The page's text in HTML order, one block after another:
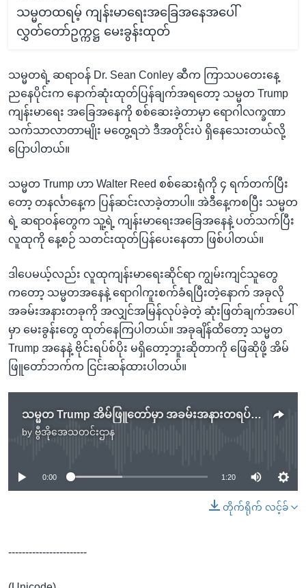
သမ္မတထရမ့် ကျန်းမာရေးအခြေအနေအပေါ်
လွှတ်တော်ဥက္ကဋ္ဌ မေးခွန်းထုတ်
သမ္မတရဲ့ ဆရာဝန် Dr. Sean Conley ဆီက ကြာသပတေးနေ့
ညနေပိုင်းက နောက်ဆုံးထုတ်ပြန်ချက်အရတော့ သမ္မတ Trump
ကျန်းမာရေး အခြေအနေကို စစ်ဆေးခဲ့တာမှာ ရောဂါလက္ခဏာ
သက်သာလာတာမျိုး မတွေ့ရဘဲ ဒီအတိုင်းပဲ ရှိနေသေးတယ်လို့
ပြောပါတယ်။
သမ္မတ Trump ဟာ Walter Reed စစ်ဆေးရုံကို ၄ ရက်တက်ပြီး
တော့ တနင်္လာနေ့က ပြန်ဆင်းလာခဲ့တာပါ။ အဲဒီနေ့ကစပြီး သမ္မတ
ရဲ့ ဆရာဝန်တွေက သူ့ရဲ့ ကျန်းမာရေးအခြေအနေနဲ့ ပတ်သက်ပြီး
လူထုကို နေ့စဉ် သတင်းထုတ်ပြန်ပေးနေတာ ဖြစ်ပါတယ်။
ဒါပေမယ့်လည်း လူထုကျန်းမာရေးဆိုင်ရာ ကျွမ်းကျင်သူတွေ
ကတော့ သမ္မတအနေနဲ့ ရောဂါကူးစက်ခံရပြီးတဲ့နောက် အခုလို
အခမ်းအနားတခုကို အလျှင်အမြန်လုပ်ခဲ့တဲ့ ဆုံးဖြတ်ချက်အပေါ်
မှာ မေးခွန်းတွေ ထုတ်နေကြပါတယ်။ အခုချိန်ထိတော့ သမ္မတ
Trump အနေနဲ့ ဗိုင်းရပ်စ်ပိုး မရှိတော့ဘူးဆိုတာကို ဖြေဆိုဖို့ အိမ်
ဖြူတော်ဘက်က ငြင်းဆန်ထားပါတယ်။
သမ္မတ Trump အိမ်ဖြူတော်မှာ အခမ်းအနားတရပ်လုပ်ဖို့ စီစဉ်
by ဗွီအိုအေသတင်းဌာန
No media source currently available
0:00 1:20
တိုက်ရိုက် လင့်ခ်
-----------------------